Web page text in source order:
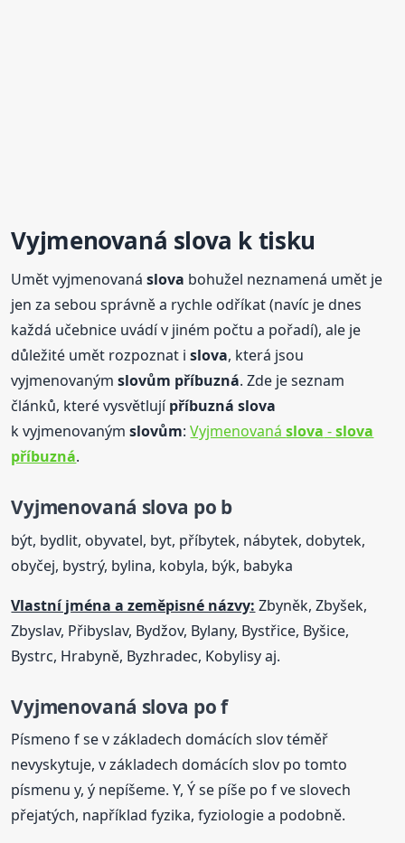
Vyjmenovaná slova k tisku
Umět vyjmenovanáslova bohužel neznamená umět je
jen za sebou správně a rychle odříkat (navíc je dnes
každá učebnice uvádí v jiném počtu a pořadí), ale je
důležité umět rozpoznat islova, která jsou
vyjmenovanýmslovům příbuzná. Zde je seznam
článků, které vysvětlujípříbuzná slova
k vyjmenovanýmslovům:Vyjmenovanáslova -slova
příbuzná.
Vyjmenovaná slova po b
být, bydlit, obyvatel, byt, příbytek, nábytek, dobytek,
obyčej, bystrý, bylina, kobyla, býk, babyka
Vlastní jména a zeměpisné názvy: Zbyněk, Zbyšek,
Zbyslav, Přibyslav, Bydžov, Bylany, Bystřice, Byšice,
Bystrc, Hrabyně, Byzhradec, Kobylisy aj.
Vyjmenovaná slova po f
Písmeno f se v základech domácích slov téměř
nevyskytuje, v základech domácích slov po tomto
písmenu y, ý nepíšeme. Y, Ý se píše po f ve slovech
přejatých, například fyzika, fyziologie a podobně.